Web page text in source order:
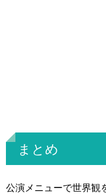
まとめ
公演メニューで世界観